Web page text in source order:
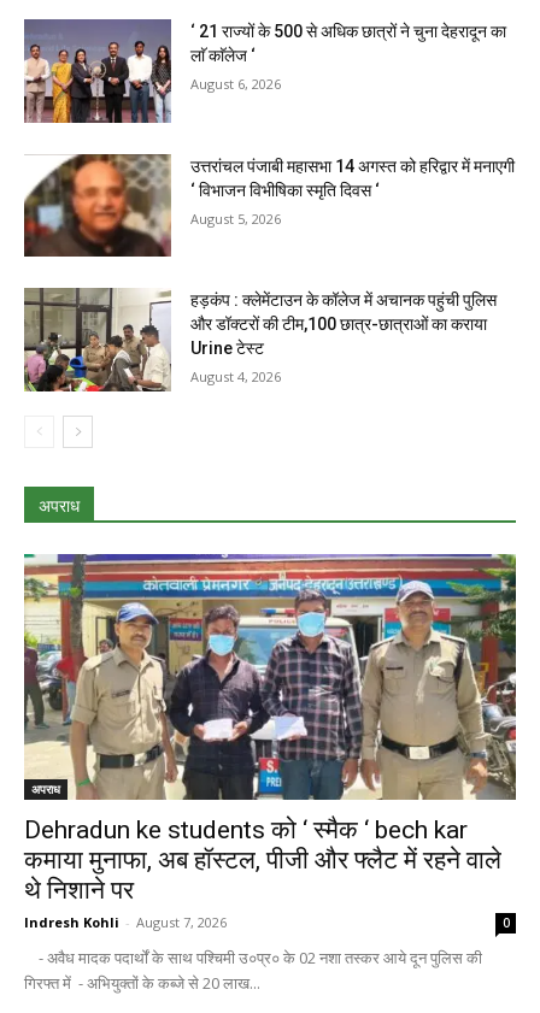
‘ 21 राज्यों के 500 से अधिक छात्रों ने चुना देहरादून का
लाॅ काॅलेज ‘
August 6, 2026
उत्तरांचल पंजाबी महासभा 14 अगस्त को हरिद्वार में मनाएगी
‘ विभाजन विभीषिका स्मृति दिवस ‘
August 5, 2026
हड़कंप : क्लेमेंटाउन के कॉलेज में अचानक पहुंची पुलिस
और डॉक्टरों की टीम,100 छात्र-छात्राओं का कराया
Urine टेस्ट
August 4, 2026
अपराध
अपराध
Dehradun ke students को ‘ स्मैक ‘ bech kar
कमाया मुनाफा, अब हॉस्टल, पीजी और फ्लैट में रहने वाले
थे निशाने पर
Indresh Kohli - August 7, 2026 0
- अवैध मादक पदार्थों के साथ पश्चिमी उ०प्र० के 02 नशा तस्कर आये दून पुलिस की
गिरफ्त में - अभियुक्तों के कब्जे से 20 लाख...